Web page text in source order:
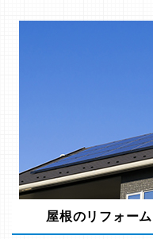
屋根のリフォーム